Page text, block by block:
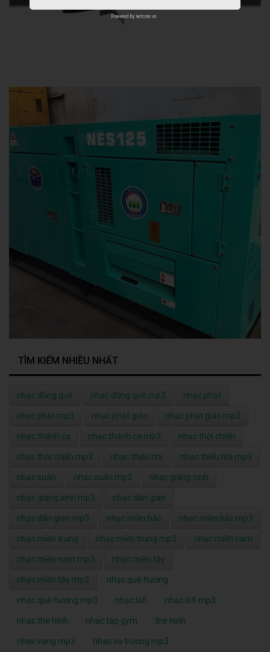
TÌM KIẾM NHIỀU NHẤT
nhạc đồng quê nhạc đồng quê mp3 nhạc phật
nhạc phật mp3 nhạc phật giáo nhạc phật giáo mp3
nhạc thánh ca nhạc thánh ca mp3 nhạc thời chiến
nhạc thời chiến mp3 nhạc thiếu nhi nhạc thiếu nhi mp3
nhạc xuân nhạc xuân mp3 nhạc giáng sinh
nhạc giáng sinh mp3 nhạc dân gian
nhạc dân gian mp3 nhạc miền bắc nhạc miền bắc mp3
nhạc miền trung nhạc miền trung mp3 nhạc miền nam
nhạc miền nam mp3 nhạc miền tây
nhạc miền tây mp3 nhạc quê hương
nhạc quê hương mp3 nhạc lofi nhạc lofi mp3
nhac the hinh nhac tap gym the hinh
nhac vang mp3 nhac vu truong mp3
Powered by netcore.vn